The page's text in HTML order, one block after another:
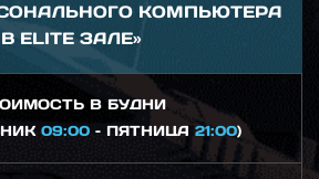
КОМПЬЮТЕРА
В ELITE ЗАЛЕ»
В БУДНИ
09:00– ПЯТНИЦА 21:00)